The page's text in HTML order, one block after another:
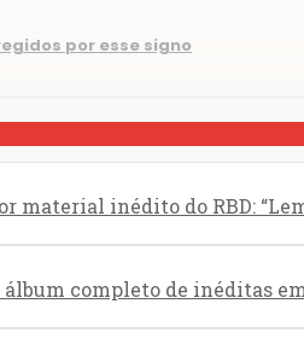
por esse signo
material inédito do RBD:
completo de inéditas